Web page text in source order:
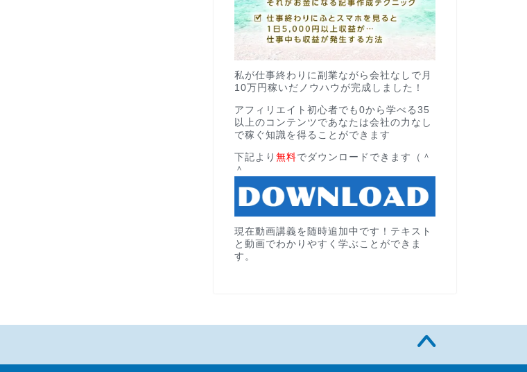
私が仕事終わりに副業ながら会社なしで月
10万円稼いだノウハウが完成しました！
アフィリエイト初心者でも0から学べる35
以上のコンテンツであなたは会社の力なし
で稼ぐ知識を得ることができます
下記より 無料でダウンロードできます（＾
＾
現在動画講義を随時追加中です！テキスト
と動画でわかりやすく学ぶことができま
す。